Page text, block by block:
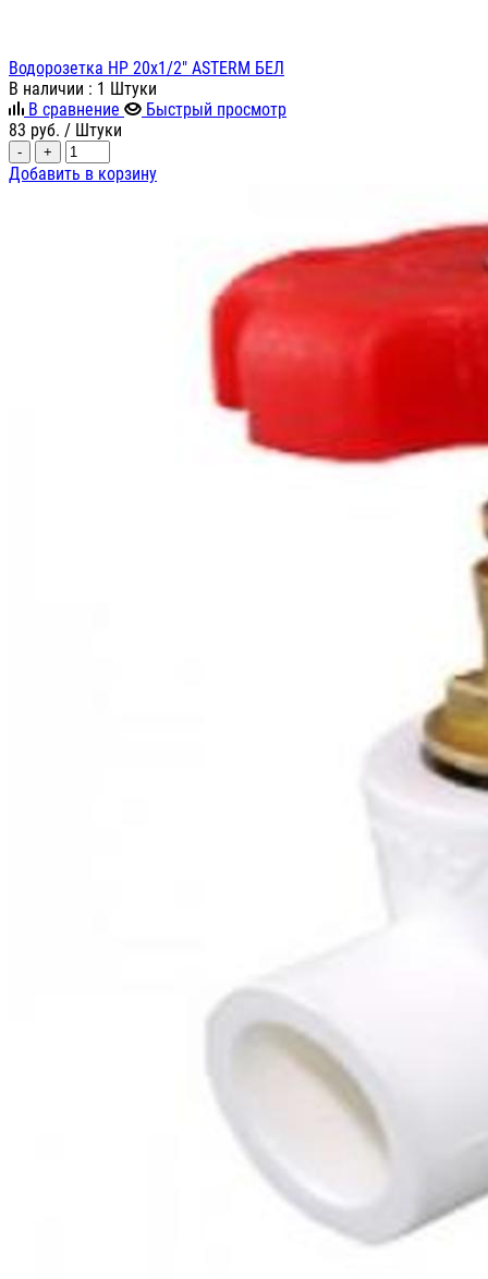
Водорозетка НР 20х1/2" ASTERM БЕЛ
В наличии : 1 Штуки
В сравнение
Быстрый просмотр
83 руб. / Штуки
- +
Добавить в корзину